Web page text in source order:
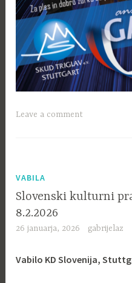
Leave a comment
VABILA
Slovenski kulturni
8.2.2026
26 januarja, 2026 gabrijelaz
Vabilo KD Slovenija,